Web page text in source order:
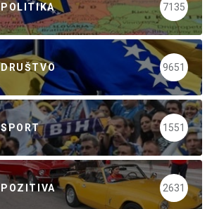
POLITIKA 7135
DRUŠTVO 9651
SPORT 1551
POZITIVA 2631